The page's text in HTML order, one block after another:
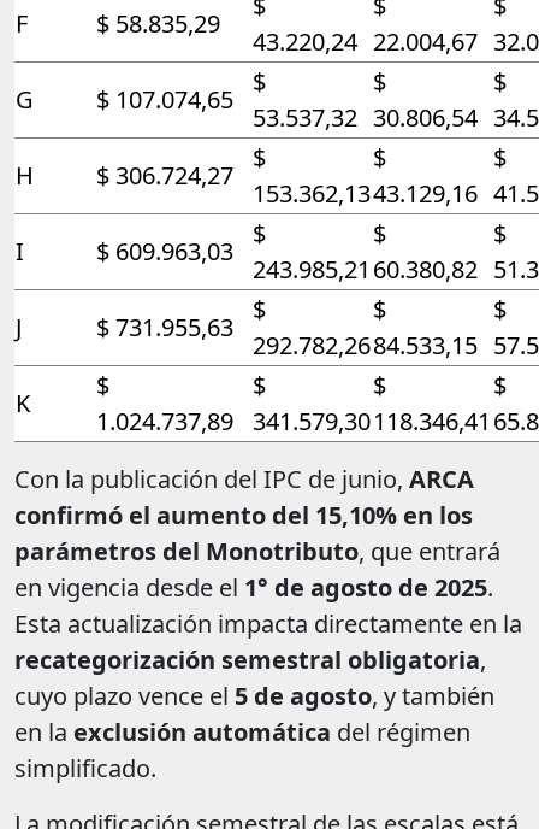
F
$ 58.835,29
43.220,24 22.004,67
G
$ 107.074,65
$
53.537,32
$
30.806,54
$
H
$ 306.724,27
$
153.362,13
$
43.129,16
$
I
$ 609.963,03
$
243.985,21
$
60.380,82
$
J
$ 731.955,63
$
292.782,26
$
84.533,15
$
K
$
1.024.737,89
$
341.579,30
$
118.346,41
$
Con la publicación del IPC de junio, ARCA
confirmó el aumento del 15,10% en los
parámetros del Monotributo, que entrará
en vigencia desde el 1° de agosto de 2025.
Esta actualización impacta directamente en la
recategorización semestral obligatoria,
cuyo plazo vence el 5 de agosto, y también
en la exclusión automática del régimen
simplificado.